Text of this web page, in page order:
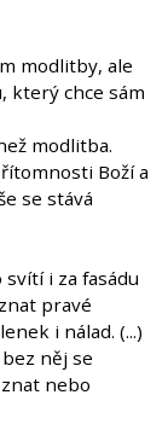
modlitby, ale
který chce sám
modlitba.
Boží a
se stává
i za fasádu
pravé
i nálad. (...)
něj se
nebo